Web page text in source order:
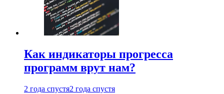
Как индикаторы прогресса
программ врут нам?
2 года спустя2 года спустя